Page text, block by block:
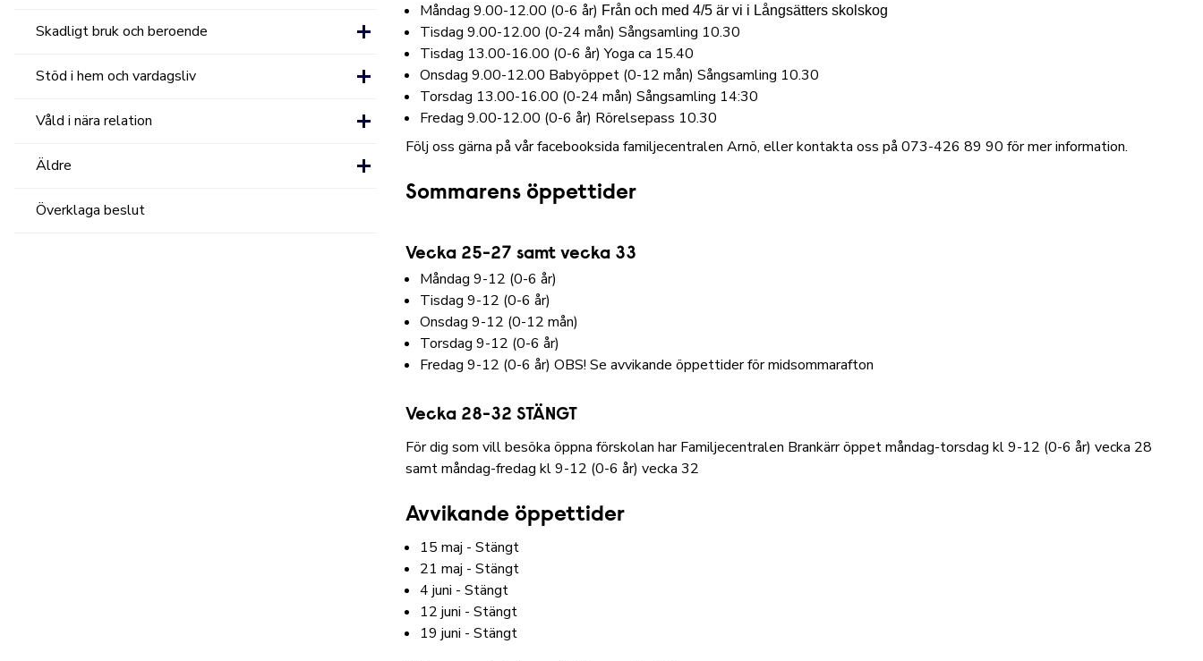
Måndag 9.00-12.00 (0-6 år) Från och med 4/5 är vi i Långsätters skolskog
Tisdag 9.00-12.00 (0-24 mån) Sångsamling 10.30
Tisdag 13.00-16.00 (0-6 år) Yoga ca 15.40
Onsdag 9.00-12.00 Babyöppet (0-12 mån) Sångsamling 10.30
Torsdag 13.00-16.00 (0-24 mån) Sångsamling 14:30
Fredag 9.00-12.00 (0-6 år) Rörelsepass 10.30
Följ oss gärna på vår facebooksida familjecentralen Arnö, eller kontakta oss på 073-426 89 90 för mer information.
Sommarens öppettider
Vecka 25-27 samt vecka 33
Måndag 9-12 (0-6 år)
Tisdag 9-12 (0-6 år)
Onsdag 9-12 (0-12 mån)
Torsdag 9-12 (0-6 år)
Fredag 9-12 (0-6 år) OBS! Se avvikande öppettider för midsommarafton
Vecka 28-32 STÄNGT
För dig som vill besöka öppna förskolan har Familjecentralen Brankärr öppet måndag-torsdag kl 9-12 (0-6 år) vecka 28
samt måndag-fredag kl 9-12 (0-6 år) vecka 32
Avvikande öppettider
15 maj - Stängt
21 maj - Stängt
4 juni - Stängt
12 juni - Stängt
19 juni - Stängt
Skadligt bruk och beroende
Stöd i hem och vardagsliv
Våld i nära relation
Äldre
Överklaga beslut